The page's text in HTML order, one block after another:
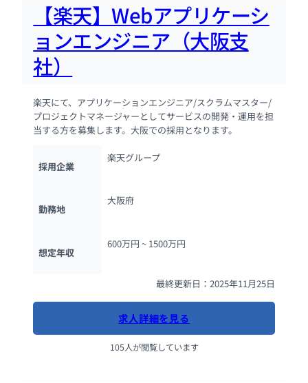
【楽天】Webアプリケーシ
ョンエンジニア（大阪支
社）
楽天にて、アプリケーションエンジニア/スクラムマスター/
プロジェクトマネージャーとしてサービスの開発・運用を担
当する方を募集します。大阪での採用となります。
採用企業
楽天グループ
勤務地
大阪府
想定年収
600万円 ~ 1500万円
最終更新日：2025年11月25日
求人詳細を見る
105人が閲覧しています